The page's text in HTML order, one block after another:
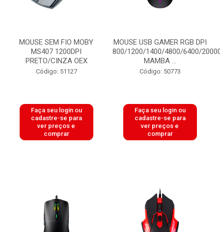
MOUSE SEM FIO MOBY
MS407 1200DPI
PRETO/CINZA OEX
Código: 51127
Faça seu login ou
cadastre-se para
ver preços e
comprar
MOUSE USB GAMER RGB DPI
800/1200/1400/4800/6400/
MAMBA ...
Código: 50773
Faça seu login ou
cadastre-se para
ver preços e
comprar